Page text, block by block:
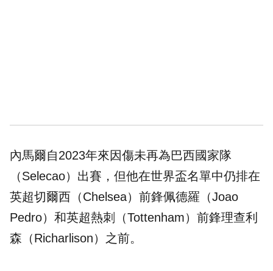
內馬爾自2023年來因傷未再為巴西國家隊
（Selecao）出賽，但他在世界盃名單中仍排在
英超切爾西（Chelsea）前鋒佩德羅（Joao
Pedro）和英超熱刺（Tottenham）前鋒理查利
森（Richarlison）之前。